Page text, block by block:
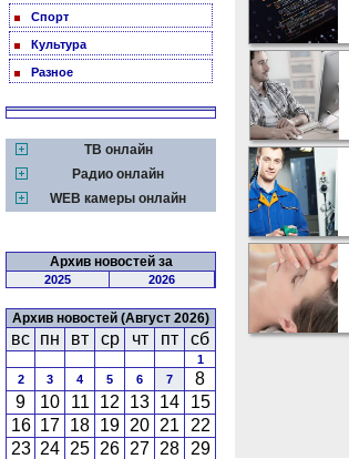
Спорт
Культура
Разное
ТВ онлайн
Радио онлайн
WEB камеры онлайн
Архив новостей за
2025 2026
Архив новостей (Август 2026)
вс пн вт ср чт пт сб
1
2
3 4 5 6 7
8
9
10 11 12 13 14
15
16 17 18 19 20 21
22
23 24 25 26 27 28 29